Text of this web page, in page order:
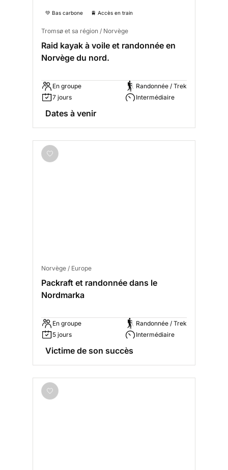
💚 Bas carbone 🚆 Accès en train
Tromsø et sa région / Norvège
Raid kayak à voile et randonnée en
Norvège du nord.
En groupe
7 jours
Randonnée / Trek
Intermédiaire
Dates à venir
Norvège / Europe
Packraft et randonnée dans le
Nordmarka
En groupe
5 jours
Randonnée / Trek
Intermédiaire
Victime de son succès